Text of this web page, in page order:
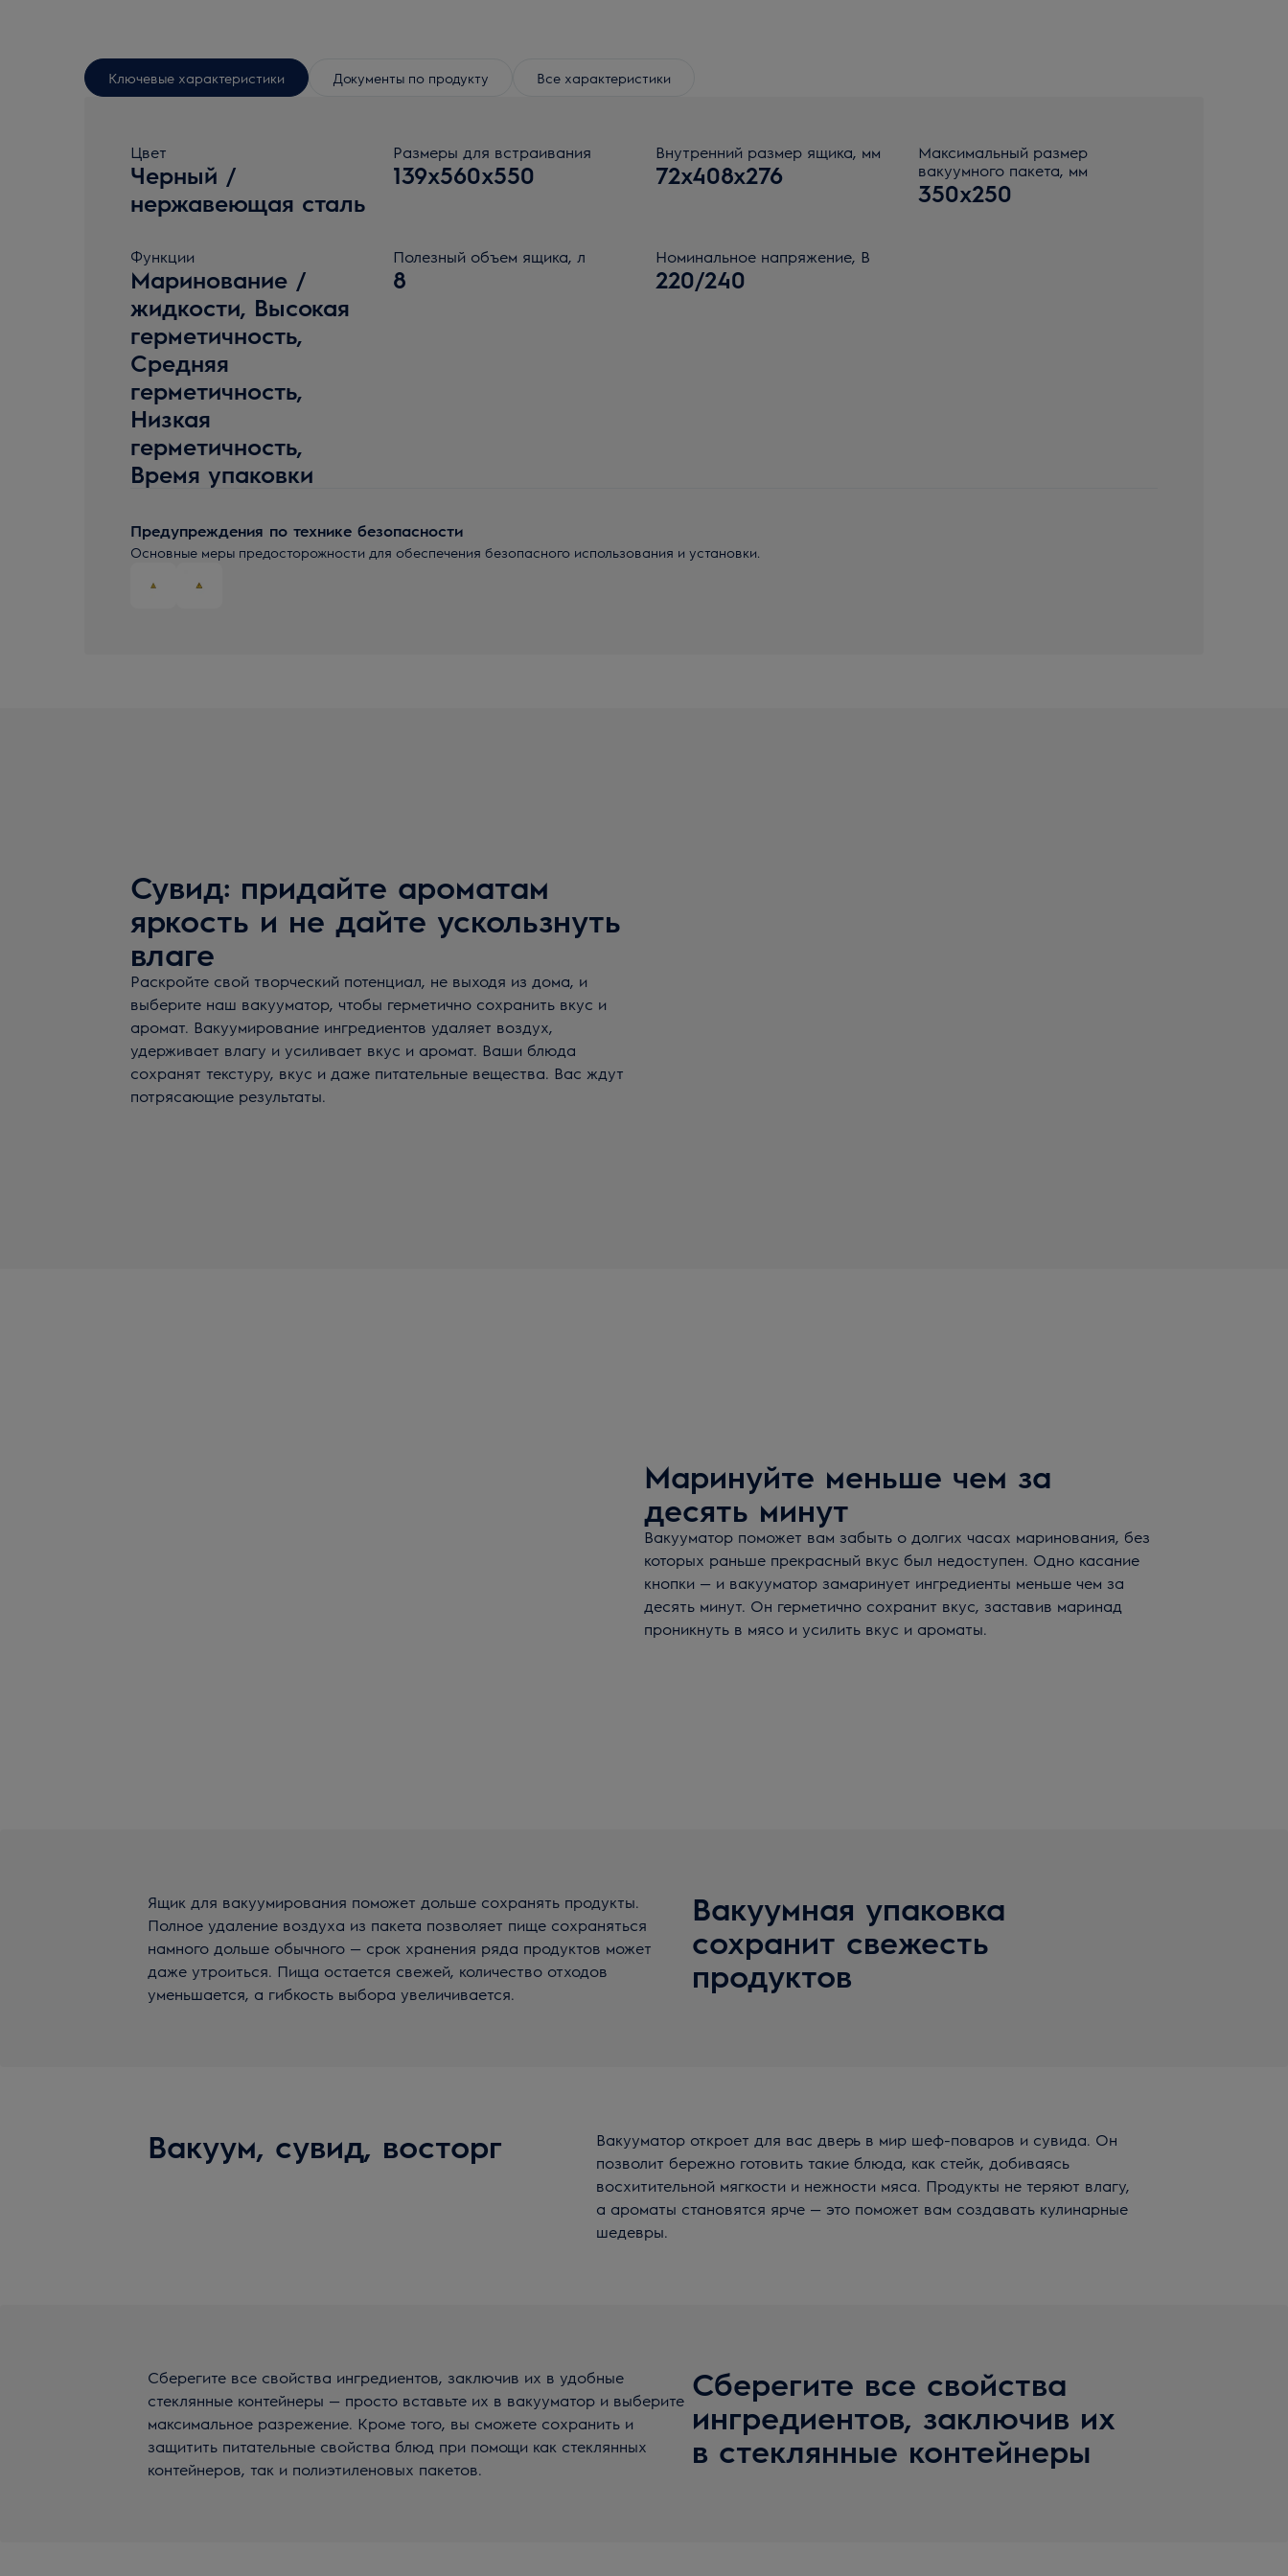
Ключевые характеристики Документы по продукту Все характеристики
Цвет
Черный /
нержавеющая сталь
Размеры для встраивания
139x560x550
Внутренний размер ящика, мм
72x408x276
Максимальный размер
вакуумного пакета, мм
350x250
Функции
Маринование /
жидкости, Высокая
герметичность,
Средняя
герметичность,
Низкая
герметичность,
Время упаковки
Полезный объем ящика, л
8
Номинальное напряжение, В
220/240
Предупреждения по технике безопасности
Основные меры предосторожности для обеспечения безопасного использования и установки.
Сувид: придайте ароматам
яркость и не дайте ускользнуть
влаге
Раскройте свой творческий потенциал, не выходя из дома, и
выберите наш вакууматор, чтобы герметично сохранить вкус и
аромат. Вакуумирование ингредиентов удаляет воздух,
удерживает влагу и усиливает вкус и аромат. Ваши блюда
сохранят текстуру, вкус и даже питательные вещества. Вас ждут
потрясающие результаты.
Маринуйте меньше чем за
десять минут
Вакууматор поможет вам забыть о долгих часах маринования, без
которых раньше прекрасный вкус был недоступен. Одно касание
кнопки — и вакууматор замаринует ингредиенты меньше чем за
десять минут. Он герметично сохранит вкус, заставив маринад
проникнуть в мясо и усилить вкус и ароматы.
Вакуумная упаковка
сохранит свежесть
продуктов
Ящик для вакуумирования поможет дольше сохранять продукты.
Полное удаление воздуха из пакета позволяет пище сохраняться
намного дольше обычного — срок хранения ряда продуктов может
даже утроиться. Пища остается свежей, количество отходов
уменьшается, а гибкость выбора увеличивается.
Вакуум, сувид, восторг
Вакууматор откроет для вас дверь в мир шеф-поваров и сувида. Он
позволит бережно готовить такие блюда, как стейк, добиваясь
восхитительной мягкости и нежности мяса. Продукты не теряют влагу,
а ароматы становятся ярче — это поможет вам создавать кулинарные
шедевры.
Сберегите все свойства
ингредиентов, заключив их
в стеклянные контейнеры
Сберегите все свойства ингредиентов, заключив их в удобные
стеклянные контейнеры — просто вставьте их в вакууматор и выберите
максимальное разрежение. Кроме того, вы сможете сохранить и
защитить питательные свойства блюд при помощи как стеклянных
контейнеров, так и полиэтиленовых пакетов.